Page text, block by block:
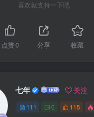
喜欢就支持一下吧
点赞0 分享 收藏
七年 关注
111 0 115